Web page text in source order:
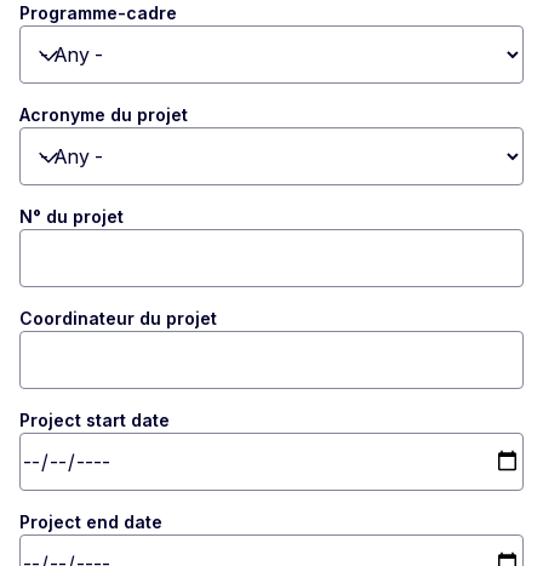
Programme-cadre
Toggle dropdown
Acronyme du projet
Toggle dropdown
N° du projet
Coordinateur du projet
Project start date
Project end date